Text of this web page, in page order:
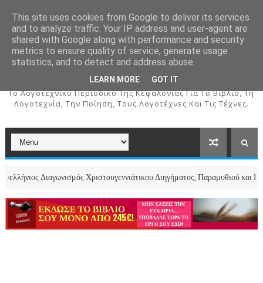
ΚΕΦΑΛΟΣ
To Λογοτεχνικό Περιοδικό Της Κεφαλονιάς Για Το Βιβλίο, Τη
Λογοτεχνία, Την Ποίηση, Τους Λογοτέχνες Και Τις Τέχνες.
Χριστουγεννιάτικου Διηγήματος, Παραμυθιού και Ποιήματος
This site uses cookies from Google to deliver its services
and to analyze traffic. Your IP address and user-agent are
shared with Google along with performance and security
metrics to ensure quality of service, generate usage
statistics, and to detect and address abuse.
LEARN MORE GOT IT